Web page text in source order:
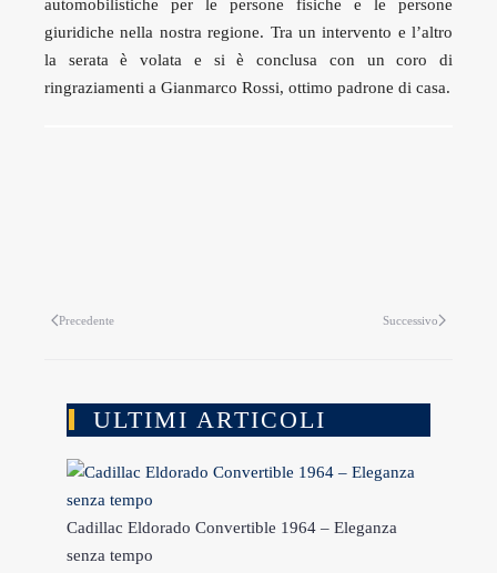
automobilistiche per le persone fisiche e le persone
giuridiche nella nostra regione. Tra un intervento e l’altro
la serata è volata e si è conclusa con un coro di
ringraziamenti a Gianmarco Rossi, ottimo padrone di casa.
Precedente Successivo
ULTIMI ARTICOLI
Cadillac Eldorado Convertible 1964 – Eleganza
senza tempo